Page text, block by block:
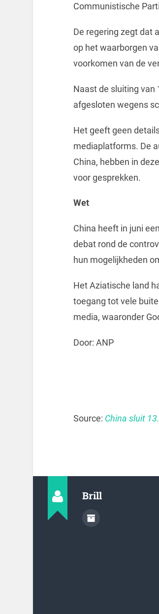
Communistische
De regering zegt dat
op het waarborgen
voorkomen van de
Naast de sluiting
afgesloten wegens
Het geeft geen
mediaplatforms. De
China, hebben in
voor gesprekken.
Wet
China heeft in juni
debat rond de
hun mogelijkheden
Het Aziatische land
toegang tot vele
media, waaronder
Door: ANP
Source: China sluit
Brill